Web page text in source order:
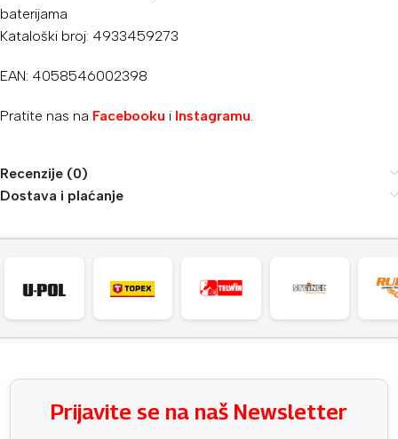
baterijama
Kataloški broj: 4933459273
EAN: 4058546002398
Pratite nas na Facebooku i Instagramu.
Recenzije (0)
Dostava i plaćanje
Prijavite se na naš Newsletter